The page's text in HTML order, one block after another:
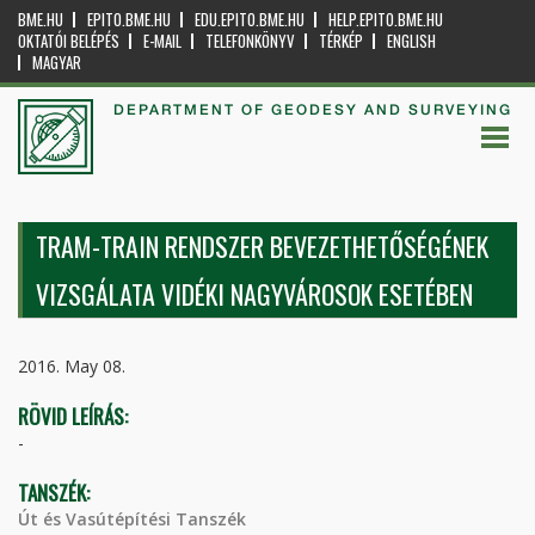
BME.HU EPITO.BME.HU EDU.EPITO.BME.HU
HELP.EPITO.BME.HU
OKTATÓI BELÉPÉS
E-MAIL TELEFONKÖNYV TÉRKÉP
ENGLISH
MAGYAR
DEPARTMENT OF GEODESY AND SURVEYING
TRAM-TRAIN RENDSZER BEVEZETHETŐSÉGÉNEK
VIZSGÁLATA VIDÉKI NAGYVÁROSOK ESETÉBEN
2016. May 08.
RÖVID LEÍRÁS:
-
TANSZÉK:
Út és Vasútépítési Tanszék